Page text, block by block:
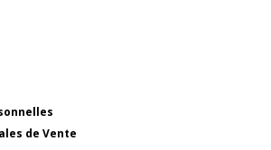
de Vente